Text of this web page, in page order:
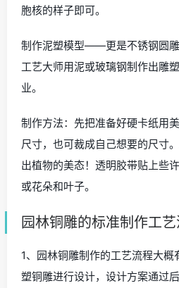
胞核的样子即可。
制作泥塑模型——更是不锈钢圆
工艺大师用泥或玻璃钢制作出雕
业。
制作方法：先把准备好硬卡纸用
尺寸，也可裁成自己想要的尺寸
出植物的美态！透明胶带贴上些
或花朵和叶子。
园林铜雕的标准制作工
1、园林铜雕制作的工艺流程大
塑铜雕进行设计，设计方案通过